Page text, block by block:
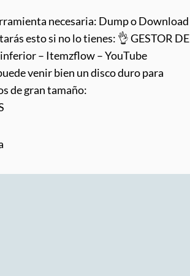
necesaria: Dump o Download
esto si no lo tienes: 👌 GESTOR DE
inferior – Itemzflow – YouTube
venir bien un disco duro para
de gran tamaño: